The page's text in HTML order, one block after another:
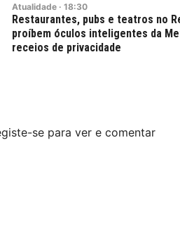
Atualidade · 18:30
Restaurantes, pubs e teatros no
proíbem óculos inteligentes da
receios de privacidade
se para ver e comentar